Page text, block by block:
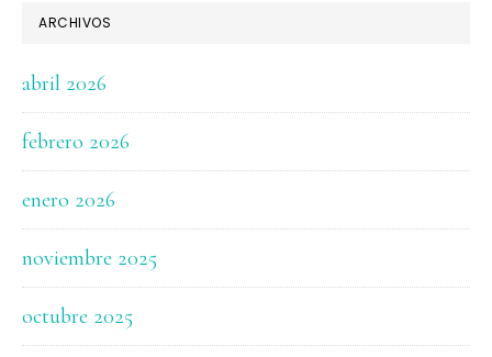
ARCHIVOS
abril 2026
febrero 2026
enero 2026
noviembre 2025
octubre 2025